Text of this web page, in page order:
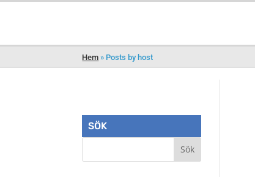
Hem » Posts by host
SÖK